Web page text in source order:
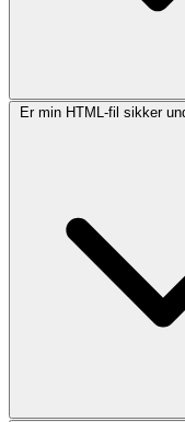
Er min HTML-fil sikker